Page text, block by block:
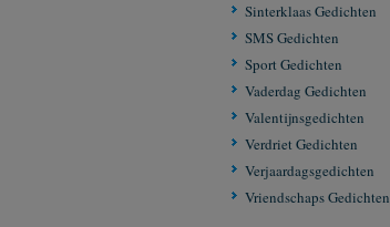
Sinterklaas Gedichten
SMS Gedichten
Sport Gedichten
Vaderdag Gedichten
Valentijnsgedichten
Verdriet Gedichten
Verjaardagsgedichten
Vriendschaps Gedichten